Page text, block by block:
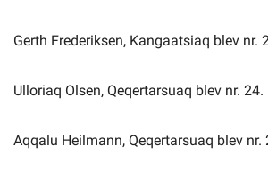
Gerth Frederiksen, Kangaatsiaq blev nr.
Ulloriaq Olsen, Qeqertarsuaq blev nr. 24.
Aqqalu Heilmann, Qeqertarsuaq blev nr.